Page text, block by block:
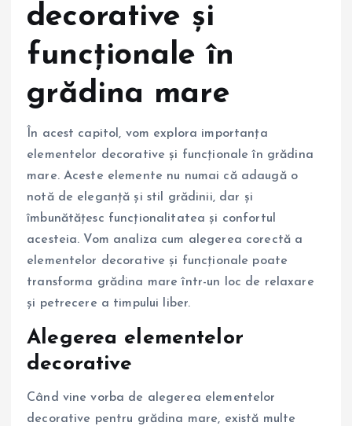
decorative și
funcționale în
grădina mare
În acest capitol, vom explora importanța
elementelor decorative și funcționale în grădina
mare. Aceste elemente nu numai că adaugă o
notă de eleganță și stil grădinii, dar și
îmbunătățesc funcționalitatea și confortul
acesteia. Vom analiza cum alegerea corectă a
elementelor decorative și funcționale poate
transforma grădina mare într-un loc de relaxare
și petrecere a timpului liber.
Alegerea elementelor
decorative
Când vine vorba de alegerea elementelor
decorative pentru grădina mare, există multe